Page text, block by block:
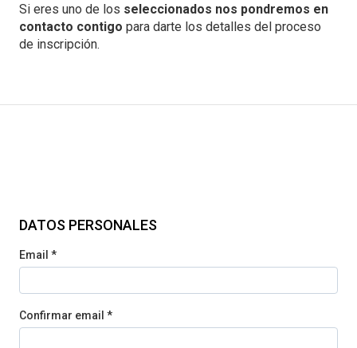
Si eres uno de los seleccionados nos pondremos en
contacto contigo para darte los detalles del proceso
de inscripción.
DATOS PERSONALES
Email *
Confirmar email *